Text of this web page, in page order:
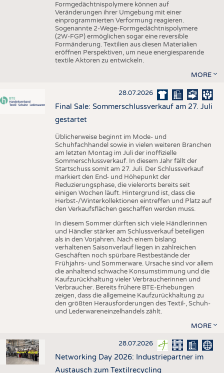
Formgedächtnispolymere können auf
Veränderungen ihrer Umgebung mit einer
einprogrammierten Verformung reagieren.
Sogenannte 2-Wege-Formgedächtnispolymere
(2W-FGP) ermöglichen sogar eine reversible
Formänderung. Textilien aus diesen Materialien
eröffnen Perspektiven, um neue energiesparende
textile Aktoren zu entwickeln.
MORE
28.07.2026
Final Sale: Sommerschlussverkauf am 27. Juli
gestartet
Üblicherweise beginnt im Mode- und
Schuhfachhandel sowie in vielen weiteren Branchen
am letzten Montag im Juli der inoffizielle
Sommerschlussverkauf. In diesem Jahr fällt der
Startschuss somit am 27. Juli. Der Schlussverkauf
markiert den End- und Höhepunkt der
Reduzierungsphase, die vielerorts bereits seit
einigen Wochen läuft. Hintergrund ist, dass die
Herbst-/Winterkollektionen eintreffen und Platz auf
den Verkaufsflächen geschaffen werden muss.
In diesem Sommer dürften sich viele Händlerinnen
und Händler stärker am Schlussverkauf beteiligen
als in den Vorjahren. Nach einem bislang
verhaltenen Saisonverlauf liegen in zahlreichen
Geschäften noch spürbare Restbestände der
Frühjahrs- und Sommerware. Ursache sind vor allem
die anhaltend schwache Konsumstimmung und die
Kaufzurückhaltung vieler Verbraucherinnen und
Verbraucher. Bereits frühere BTE-Erhebungen
zeigen, dass die allgemeine Kaufzurückhaltung zu
den größten Herausforderungen des Textil-, Schuh-
und Lederwareneinzelhandels zählt.
MORE
28.07.2026
Networking Day 2026: Industriepartner im
Austausch zum Textilrecycling